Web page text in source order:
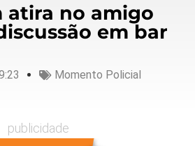
atira no amigo
em bar
Momento Policial
publicidade